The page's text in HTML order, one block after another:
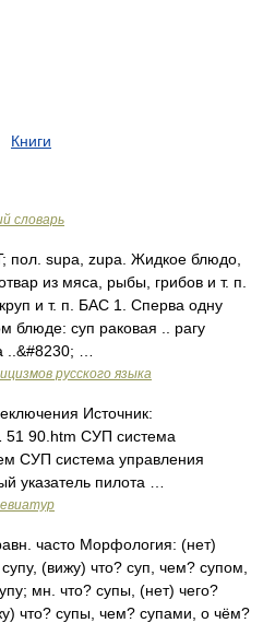
Книги
словарь
пол. supa, zupa. Жидкое блюдо,
из мяса, рыбы, грибов и т. п.
и т. п. БАС 1. Сперва одну
блюде: суп раковая .. рагу
..&#8230; …
русского языка
Источник:
51 90.htm СУП система
СУП система управления
указатель пилота …
часто Морфология: (нет)
(вижу) что? суп, чем? супом,
мн. что? супы, (нет) чего?
что? супы, чем? супами, о чём?